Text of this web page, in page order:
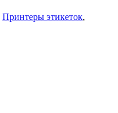
Принтеры этикеток,